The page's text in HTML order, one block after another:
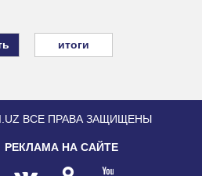
итоги
ВСЕ ПРАВА ЗАЩИЩЕНЫ
РЕКЛАМА НА САЙТЕ